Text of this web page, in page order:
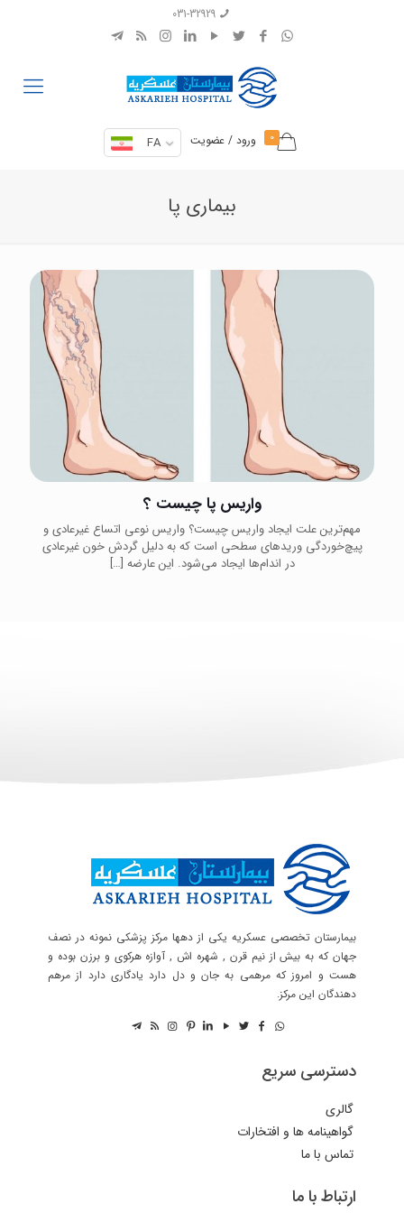
031-32929
0 ورود / عضویت FA
بیماری پا
واریس پا چیست ؟
مهم‌ترین علت ایجاد واریس چیست؟ واریس نوعی اتساع غیرعادی و
پیچ‌خوردگی ورید‌های سطحی است که به دلیل گردش خون غیرعادی
در اندام‌ها ایجاد می‌شود. این عارضه […]
بیمارستان تخصصی عسکریه یکی از دهها مرکز پزشکی نمونه در نصف
جهان که به بیش از نیم قرن , شهره اش , آوازه هرکوی و برزن بوده و
هست و امروز که مرهمی به جان و دل دارد یادگاری دارد از مرهم
دهندگان این مرکز.
دسترسی سریع
گالری
گواهینامه ها و افتخارات
تماس با ما
ارتباط با ما